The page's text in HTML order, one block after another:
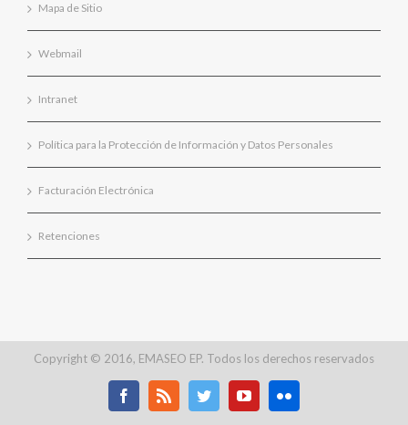
Mapa de Sitio
Webmail
Intranet
Política para la Protección de Información y Datos Personales
Facturación Electrónica
Retenciones
Copyright © 2016, EMASEO EP. Todos los derechos reservados
Facebook TwitterYoutubeFlickr